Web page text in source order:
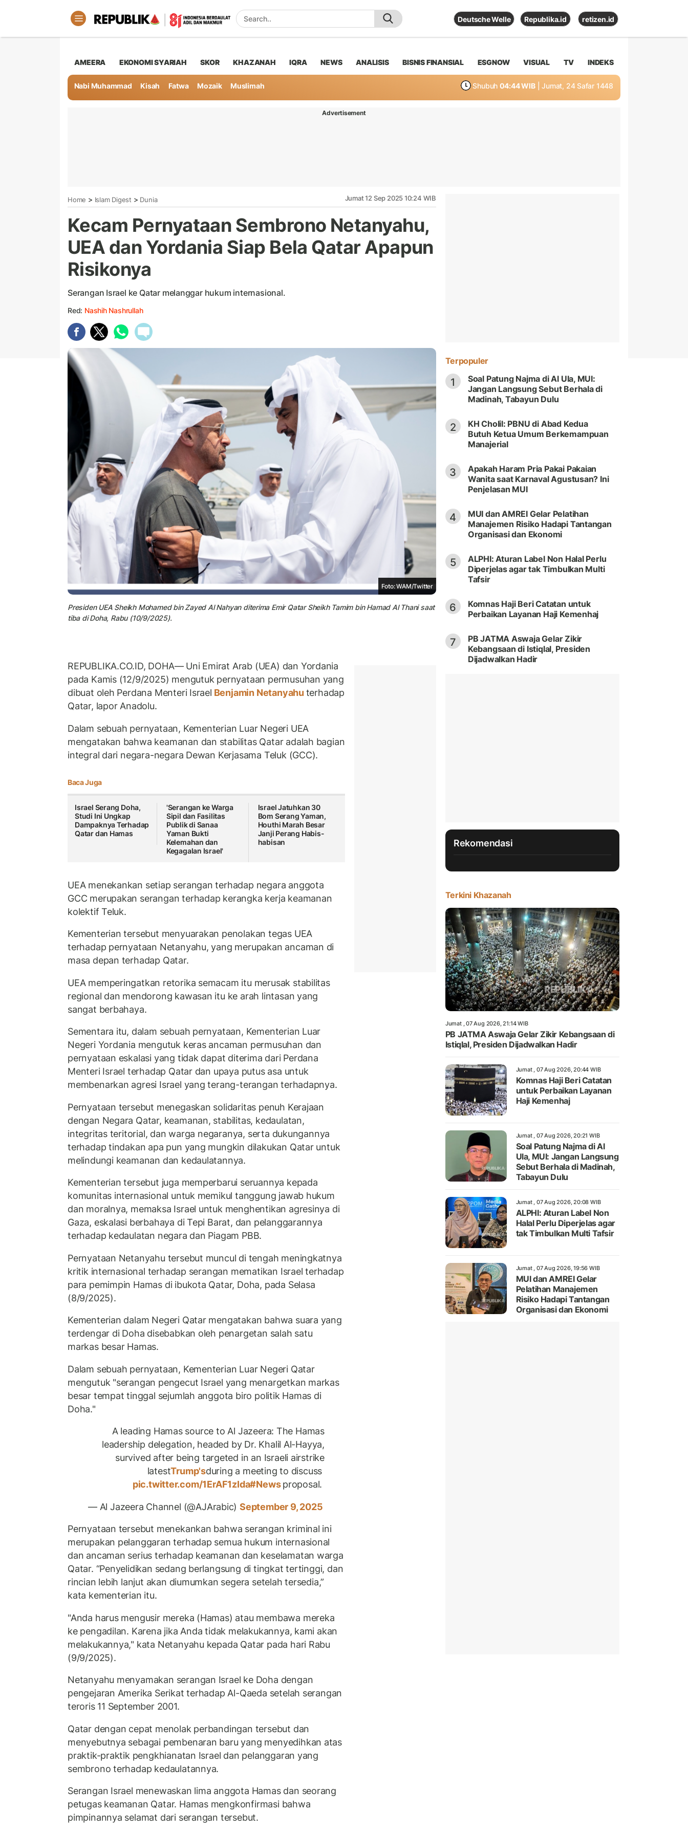
Deutsche Welle Republika.id retizen.id
AMEERA EKONOMI SYARIAH SKOR KHAZANAH IQRA NEWS ANALISIS BISNIS FINANSIAL ESGNOW VISUAL TV INDEKS
Nabi Muhammad Kisah Fatwa Mozaik Muslimah Shubuh 04:44 WIB | Jumat, 24 Safar 1448
Advertisement
Home > Islam Digest > Dunia Jumat 12 Sep 2025 10:24 WIB
Kecam Pernyataan Sembrono Netanyahu,
UEA dan Yordania Siap Bela Qatar Apapun
Risikonya
Serangan Israel ke Qatar melanggar hukum internasional.
Red: Nashih Nashrullah
Foto: WAM/Twitter
Presiden UEA Sheikh Mohamed bin Zayed Al Nahyan diterima Emir Qatar Sheikh Tamim bin Hamad Al Thani saat
tiba di Doha, Rabu (10/9/2025).
REPUBLIKA.CO.ID, DOHA— Uni Emirat Arab (UEA) dan Yordania
pada Kamis (12/9/2025) mengutuk pernyataan permusuhan yang
dibuat oleh Perdana Menteri Israel Benjamin Netanyahu terhadap
Qatar, lapor Anadolu.
Dalam sebuah pernyataan, Kementerian Luar Negeri UEA
mengatakan bahwa keamanan dan stabilitas Qatar adalah bagian
integral dari negara-negara Dewan Kerjasama Teluk (GCC).
Baca Juga
Israel Serang Doha,
Studi Ini Ungkap
Dampaknya Terhadap
Qatar dan Hamas
'Serangan ke Warga
Sipil dan Fasilitas
Publik di Sanaa
Yaman Bukti
Kelemahan dan
Kegagalan Israel'
Israel Jatuhkan 30
Bom Serang Yaman,
Houthi Marah Besar
Janji Perang Habis-
habisan
UEA menekankan setiap serangan terhadap negara anggota
GCC merupakan serangan terhadap kerangka kerja keamanan
kolektif Teluk.
Kementerian tersebut menyuarakan penolakan tegas UEA
terhadap pernyataan Netanyahu, yang merupakan ancaman di
masa depan terhadap Qatar.
UEA memperingatkan retorika semacam itu merusak stabilitas
regional dan mendorong kawasan itu ke arah lintasan yang
sangat berbahaya.
Sementara itu, dalam sebuah pernyataan, Kementerian Luar
Negeri Yordania mengutuk keras ancaman permusuhan dan
pernyataan eskalasi yang tidak dapat diterima dari Perdana
Menteri Israel terhadap Qatar dan upaya putus asa untuk
membenarkan agresi Israel yang terang-terangan terhadapnya.
Pernyataan tersebut menegaskan solidaritas penuh Kerajaan
dengan Negara Qatar, keamanan, stabilitas, kedaulatan,
integritas teritorial, dan warga negaranya, serta dukungannya
terhadap tindakan apa pun yang mungkin dilakukan Qatar untuk
melindungi keamanan dan kedaulatannya.
Kementerian tersebut juga memperbarui seruannya kepada
komunitas internasional untuk memikul tanggung jawab hukum
dan moralnya, memaksa Israel untuk menghentikan agresinya di
Gaza, eskalasi berbahaya di Tepi Barat, dan pelanggarannya
terhadap kedaulatan negara dan Piagam PBB.
Pernyataan Netanyahu tersebut muncul di tengah meningkatnya
kritik internasional terhadap serangan mematikan Israel terhadap
para pemimpin Hamas di ibukota Qatar, Doha, pada Selasa
(8/9/2025).
Kementerian dalam Negeri Qatar mengatakan bahwa suara yang
terdengar di Doha disebabkan oleh penargetan salah satu
markas besar Hamas.
Dalam sebuah pernyataan, Kementerian Luar Negeri Qatar
mengutuk "serangan pengecut Israel yang menargetkan markas
besar tempat tinggal sejumlah anggota biro politik Hamas di
Doha."
A leading Hamas source to Al Jazeera: The Hamas
leadership delegation, headed by Dr. Khalil Al-Hayya,
survived after being targeted in an Israeli airstrike
during a meeting to discuss
Trump's
latest
proposal.
#News
pic.twitter.com/1ErAF1zIda
— Al Jazeera Channel (@AJArabic)September 9, 2025
Pernyataan tersebut menekankan bahwa serangan kriminal ini
merupakan pelanggaran terhadap semua hukum internasional
dan ancaman serius terhadap keamanan dan keselamatan warga
Qatar. “Penyelidikan sedang berlangsung di tingkat tertinggi, dan
rincian lebih lanjut akan diumumkan segera setelah tersedia,”
kata kementerian itu.
"Anda harus mengusir mereka (Hamas) atau membawa mereka
ke pengadilan. Karena jika Anda tidak melakukannya, kami akan
melakukannya," kata Netanyahu kepada Qatar pada hari Rabu
(9/9/2025).
Netanyahu menyamakan serangan Israel ke Doha dengan
pengejaran Amerika Serikat terhadap Al-Qaeda setelah serangan
teroris 11 September 2001.
Qatar dengan cepat menolak perbandingan tersebut dan
menyebutnya sebagai pembenaran baru yang menyedihkan atas
praktik-praktik pengkhianatan Israel dan pelanggaran yang
sembrono terhadap kedaulatannya.
Serangan Israel menewaskan lima anggota Hamas dan seorang
petugas keamanan Qatar. Hamas mengkonfirmasi bahwa
pimpinannya selamat dari serangan tersebut.
Terpopuler
1
Soal Patung Najma di Al Ula, MUI:
Jangan Langsung Sebut Berhala di
Madinah, Tabayun Dulu
2
KH Cholil: PBNU di Abad Kedua
Butuh Ketua Umum Berkemampuan
Manajerial
3
Apakah Haram Pria Pakai Pakaian
Wanita saat Karnaval Agustusan? Ini
Penjelasan MUI
4
MUI dan AMREI Gelar Pelatihan
Manajemen Risiko Hadapi Tantangan
Organisasi dan Ekonomi
5
ALPHI: Aturan Label Non Halal Perlu
Diperjelas agar tak Timbulkan Multi
Tafsir
6
Komnas Haji Beri Catatan untuk
Perbaikan Layanan Haji Kemenhaj
7
PB JATMA Aswaja Gelar Zikir
Kebangsaan di Istiqlal, Presiden
Dijadwalkan Hadir
Rekomendasi
Terkini Khazanah
Jumat , 07 Aug 2026, 21:14 WIB
PB JATMA Aswaja Gelar Zikir Kebangsaan di
Istiqlal, Presiden Dijadwalkan Hadir
Jumat , 07 Aug 2026, 20:44 WIB
Komnas Haji Beri Catatan
untuk Perbaikan Layanan
Haji Kemenhaj
Jumat , 07 Aug 2026, 20:21 WIB
Soal Patung Najma di Al
Ula, MUI: Jangan Langsung
Sebut Berhala di Madinah,
Tabayun Dulu
Jumat , 07 Aug 2026, 20:08 WIB
ALPHI: Aturan Label Non
Halal Perlu Diperjelas agar
tak Timbulkan Multi Tafsir
Jumat , 07 Aug 2026, 19:56 WIB
MUI dan AMREI Gelar
Pelatihan Manajemen
Risiko Hadapi Tantangan
Organisasi dan Ekonomi